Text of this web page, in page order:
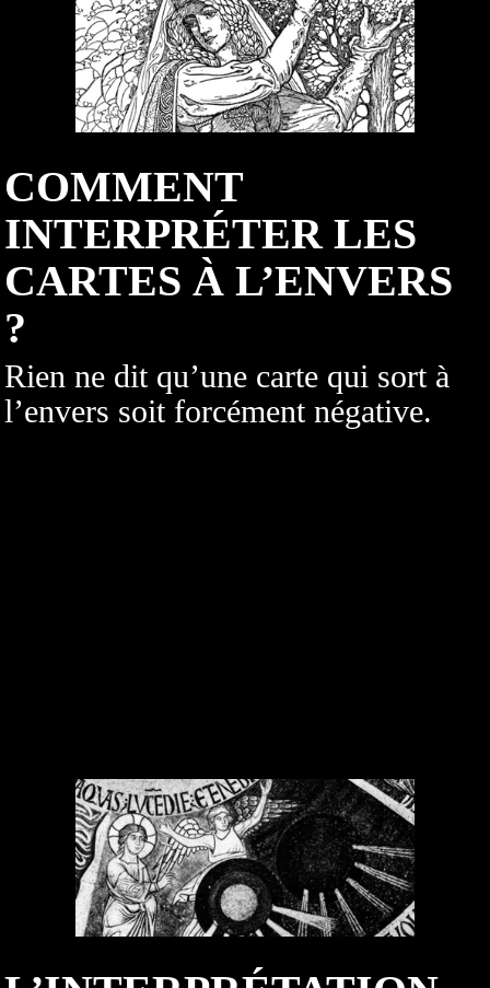
COMMENT
INTERPRÉTER LES
CARTES À L’ENVERS
?
Rien ne dit qu’une carte qui sort à
l’envers soit forcément négative.